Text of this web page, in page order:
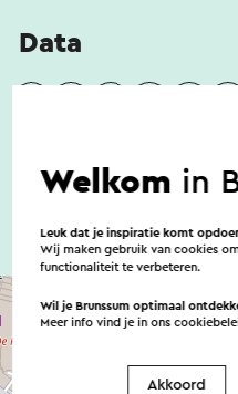
Data
Welkom in
Leuk dat je inspiratie komt
Wij maken gebruik van cookies
functionaliteit te verbeteren.
Wil je Brunssum optimaal
Meer info vind je in ons
Akkoord